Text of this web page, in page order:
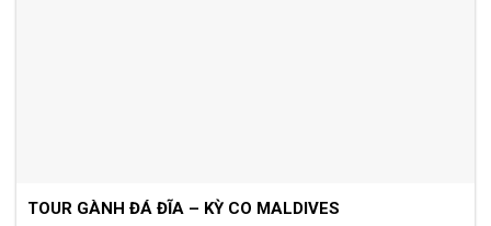
TOUR GÀNH ĐÁ ĐĨA – KỲ CO MALDIVES